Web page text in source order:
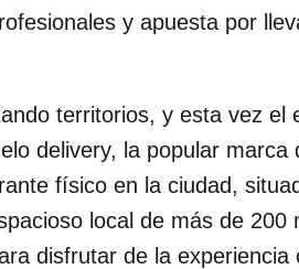
y apuesta por
territorios, y esta vez el
delivery, la popular marca
físico en la ciudad,
local de más de 200
disfrutar de la